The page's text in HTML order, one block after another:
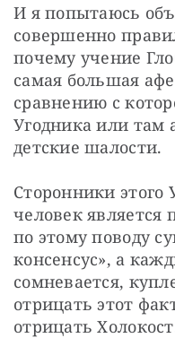
И я попытаюсь
совершенно
почему учение
самая большая
сравнению с
Угодника или
детские шалости.
Сторонники
человек
по этому поводу
консенсус», а
сомневается,
отрицать этот
отрицать